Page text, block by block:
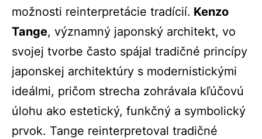
možnosti reinterpretácie tradícií. Kenzo
Tange, významný japonský architekt, vo
svojej tvorbe často spájal tradičné princípy
japonskej architektúry s modernistickými
ideálmi, pričom strecha zohrávala kľúčovú
úlohu ako estetický, funkčný a symbolický
prvok. Tange reinterpretoval tradičné